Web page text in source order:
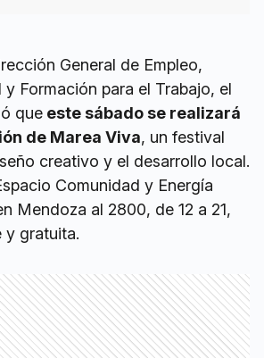
General de Empleo,
y Formación para el Trabajo, el
que este sábado se realizará
de Marea Viva, un festival
creativo y el desarrollo local.
Comunidad y Energía
Mendoza al 2800, de 12 a 21,
y gratuita.